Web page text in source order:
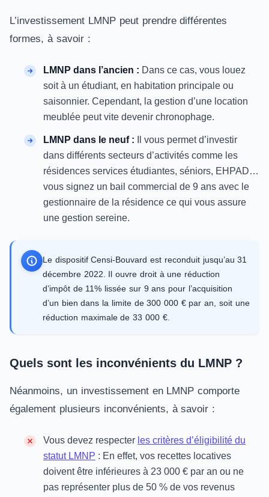
L’investissement LMNP peut prendre différentes
formes, à savoir :
LMNP dans l’ancien : Dans ce cas, vous louez
soit à un étudiant, en habitation principale ou
saisonnier. Cependant, la gestion d’une location
meublée peut vite devenir chronophage.
LMNP dans le neuf : Il vous permet d’investir
dans différents secteurs d’activités comme les
résidences services étudiantes, séniors, EHPAD…
vous signez un bail commercial de 9 ans avec le
gestionnaire de la résidence ce qui vous assure
une gestion sereine.
Le dispositif Censi-Bouvard est reconduit jusqu’au 31
décembre 2022. Il ouvre droit à une réduction
d’impôt de 11% lissée sur 9 ans pour l’acquisition
d’un bien dans la limite de 300 000 € par an, soit une
réduction maximale de 33 000 €.
Quels sont les inconvénients du LMNP ?
Néanmoins, un investissement en LMNP comporte
également plusieurs inconvénients, à savoir :
Vous devez respecter les critères d’éligibilité du
statut LMNP : En effet, vos recettes locatives
doivent être inférieures à 23 000 € par an ou ne
pas représenter plus de 50 % de vos revenus